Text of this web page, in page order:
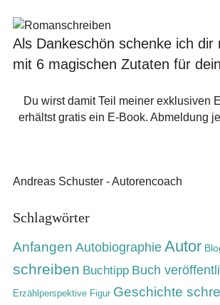
Als Dankeschön schenke ich dir
mit 6 magischen Zutaten für
Du wirst damit Teil meiner exklusiven
erhältst gratis ein E-Book. Abmeldung
Andreas Schuster - Autorencoach
Schlagwörter
Anfangen Autobiographie Autor
schreiben Buchtipp Buch
Erzählperspektive Figur Geschichte